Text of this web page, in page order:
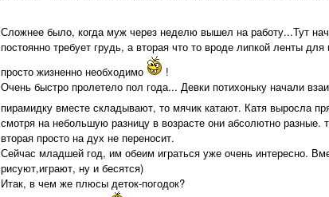
Сложнее было, когда муж через неделю вышел на работу...Тут
постоянно требует грудь, а вторая что то вроде липкой ленты
просто жизненно необходимо
!
Очень быстро пролетело пол года... Девки потихоньку начали
пирамидку вместе складывают, то мячик катают. Катя выросла
смотря на небольшую разницу в возрасте они абсолютно разные.
вторая просто на дух не переносит.
Сейчас младшей год, им обеим играться уже очень интересно.
рисуют,играют, ну и бесятся)
Итак, в чем же плюсы деток-погодок?